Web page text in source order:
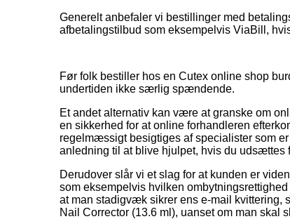
Generelt anbefaler vi bestillinger med
afbetalingstilbud som eksempelvis ViaBill,
Før folk bestiller hos en Cutex online shop
undertiden ikke særlig spændende.
Et andet alternativ kan være at granske om
en sikkerhed for at online forhandleren
regelmæssigt besigtiges af specialister som
anledning til at blive hjulpet, hvis du udsættes
Derudover slår vi et slag for at kunden er
som eksempelvis hvilken
at man stadigvæk sikrer ens e-mail kvittering,
Nail Corrector (13.6 ml), uanset om man skal